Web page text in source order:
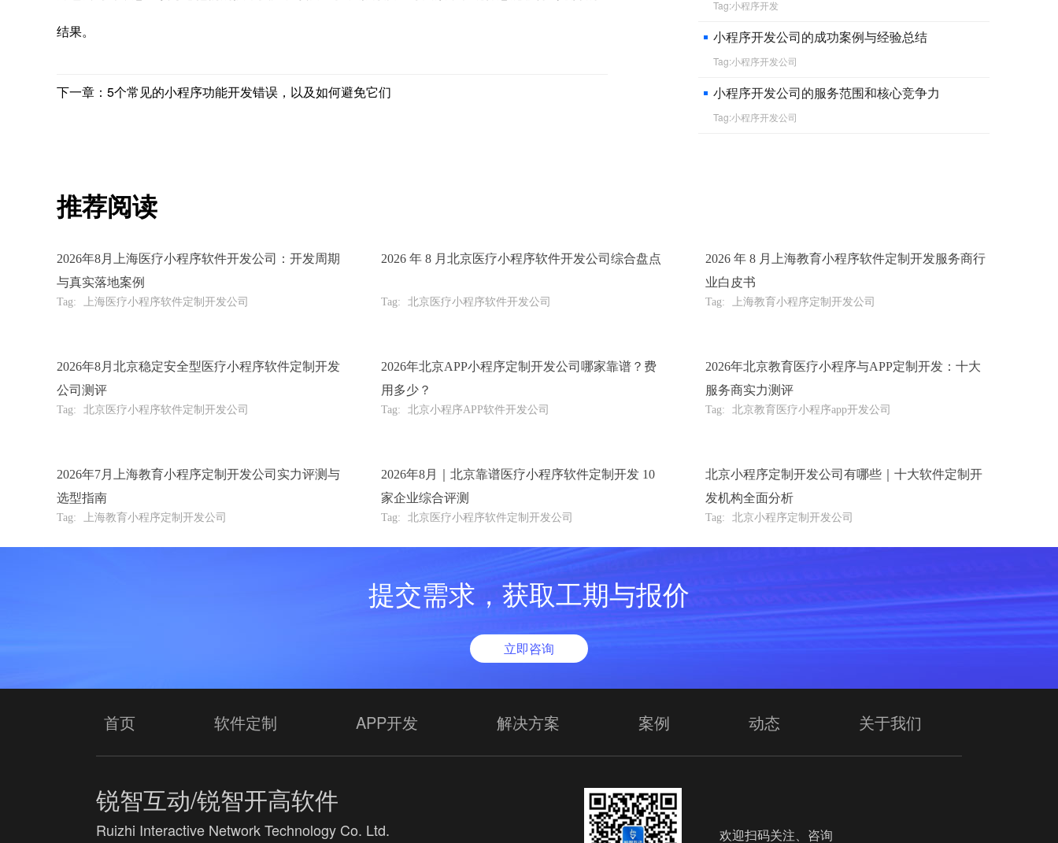
结果。
下一章：5个常见的小程序功能开发错误，以及如何避免它们
Tag:小程序开发
小程序开发公司的成功案例与经验总结
Tag:小程序开发公司
小程序开发公司的服务范围和核心竞争力
Tag:小程序开发公司
推荐阅读
2026年8月上海医疗小程序软件开发公司：开发周期
与真实落地案例
Tag: 上海医疗小程序软件定制开发公司
2026 年 8 月北京医疗小程序软件开发公司综合盘点
Tag: 北京医疗小程序软件开发公司
2026 年 8 月上海教育小程序软件定制开发服务商行
业白皮书
Tag: 上海教育小程序定制开发公司
2026年8月北京稳定安全型医疗小程序软件定制开发
公司测评
Tag: 北京医疗小程序软件定制开发公司
2026年北京APP小程序定制开发公司哪家靠谱？费
用多少？
Tag: 北京小程序APP软件开发公司
2026年北京教育医疗小程序与APP定制开发：十大
服务商实力测评
Tag: 北京教育医疗小程序app开发公司
2026年7月上海教育小程序定制开发公司实力评测与
选型指南
Tag: 上海教育小程序定制开发公司
2026年8月｜北京靠谱医疗小程序软件定制开发 10
家企业综合评测
Tag: 北京医疗小程序软件定制开发公司
北京小程序定制开发公司有哪些｜十大软件定制开
发机构全面分析
Tag: 北京小程序定制开发公司
提交需求，获取工期与报价
立即咨询
首页 软件定制 APP开发 解决方案 案例 动态 关于我们
锐智互动/锐智开高软件
Ruizhi Interactive Network Technology Co. Ltd. 欢迎扫码关注、咨询